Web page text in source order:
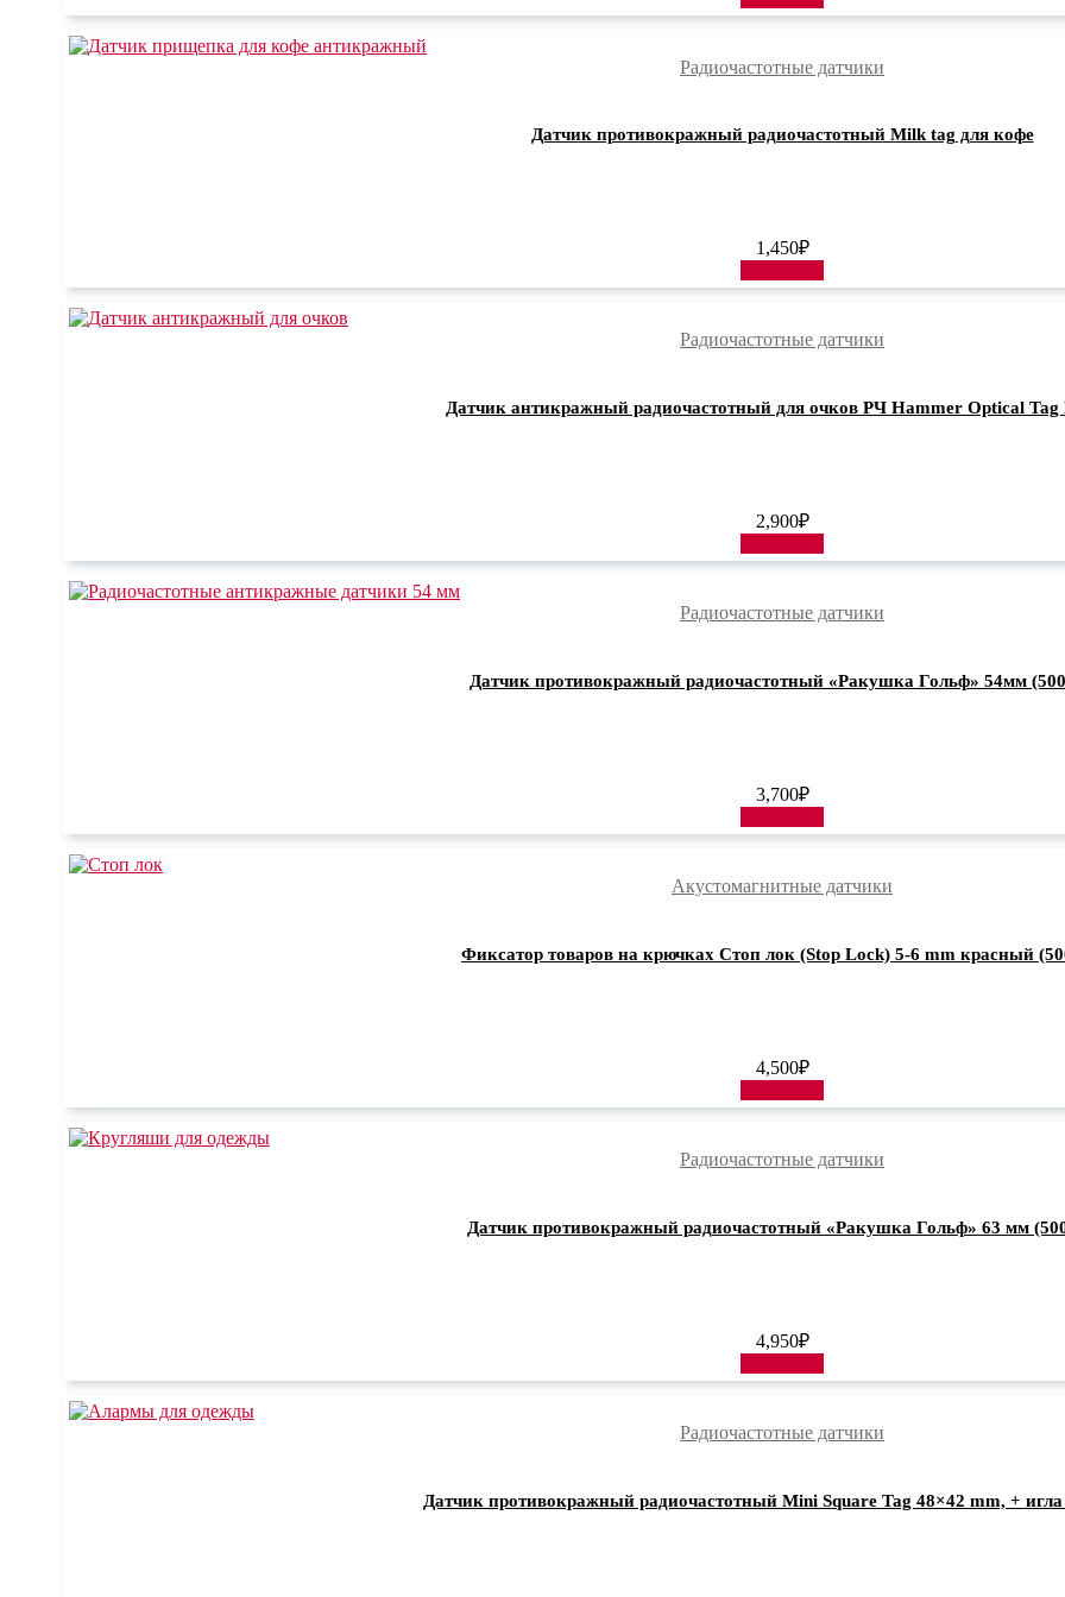
Радиочастотные датчики
Датчик противокражный радиочастотный Milk tag для кофе
1,450₽
Радиочастотные датчики
Датчик антикражный радиочастотный для очков РЧ Hammer Optical
2,900₽
Радиочастотные датчики
Датчик противокражный радиочастотный «Ракушка Гольф» 54мм
3,700₽
Акустомагнитные датчики
Фиксатор товаров на крючках Стоп лок (Stop Lock) 5-6 mm красный
4,500₽
Радиочастотные датчики
Датчик противокражный радиочастотный «Ракушка Гольф» 63 мм
4,950₽
Радиочастотные датчики
Датчик противокражный радиочастотный Mini Square Tag 48×42 mm, +